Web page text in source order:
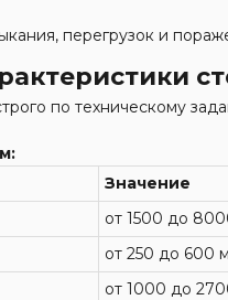
перегрузок и
по техническому
Значение
от 1500 до
от 250 до 600
от 1000 до